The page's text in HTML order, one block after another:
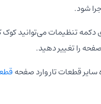
شود.
دکمه تنظیمات می‌توانید کوک
را تغییر دهید.
سایر قطعاتتاروارد صفحه